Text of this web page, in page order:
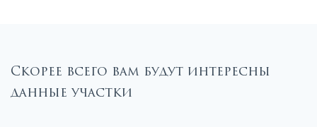
Скорее всего вам будут интересны
данные участки